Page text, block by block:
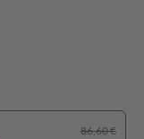
86,60 €